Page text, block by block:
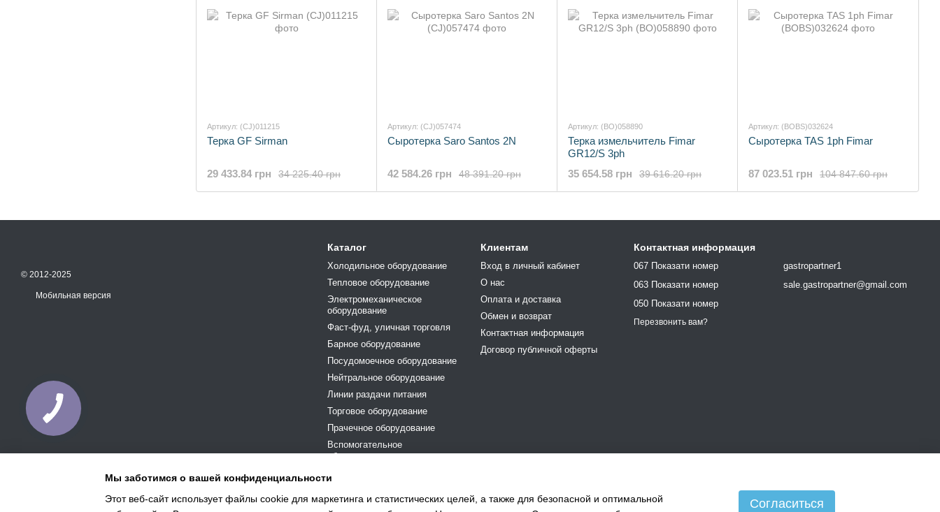
Артикул: (CJ)011215
Терка GF Sirman
34 225.40 грн
29 433.84 грн
Артикул: (CJ)057474
Сыротерка Saro Santos 2N
48 391.20 грн
42 584.26 грн
Артикул: (BO)058890
Терка измельчитель Fimar
GR12/S 3ph
39 616.20 грн
35 654.58 грн
Артикул: (BOBS)032624
Сыротерка TAS 1ph Fimar
104 847.60 грн
87 023.51 грн
© 2012-2025
Мобильная версия
Каталог
Холодильное оборудование
Тепловое оборудование
Электромеханическое
оборудование
Фаст-фуд, уличная торговля
Барное оборудование
Посудомоечное оборудование
Нейтральное оборудование
Линии раздачи питания
Торговое оборудование
Прачечное оборудование
Вспомогательное
оборудование и аксесуары
комплектующие
Клиентам
Вход в личный кабинет
О нас
Оплата и доставка
Обмен и возврат
Контактная информация
Договор публичной оферты
Контактная информация
067 Показати номер
063 Показати номер
050 Показати номер
Перезвонить вам?
gastropartner1
sale.gastropartner@gmail.com
Мы заботимся о вашей конфиденциальности
Этот веб-сайт использует файлы cookie для маркетинга и статистических целей, а также для безопасной и оптимальной
Согласиться